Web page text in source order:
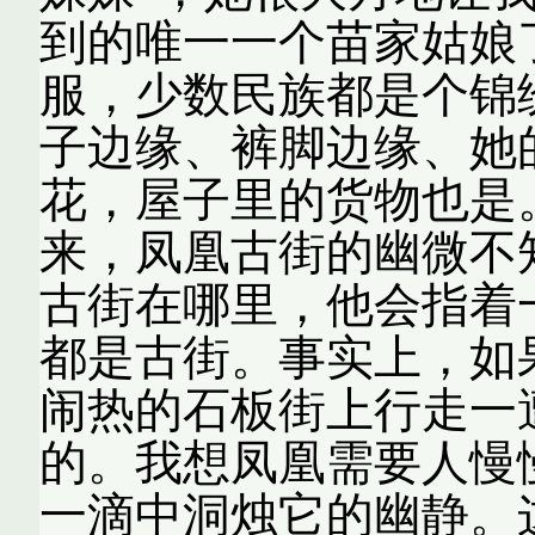
到的唯一一个苗家姑
服，少数民族都是个
子边缘、裤脚边缘、
花，屋子里的货物也
来，凤凰古街的幽微
古街在哪里，他会指
都是古街。事实上，
闹热的石板街上行走
的。我想凤凰需要人
一滴中洞烛它的幽静